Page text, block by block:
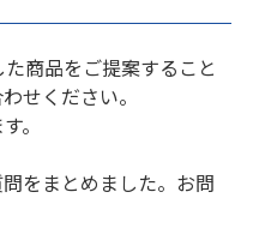
商品をご提案すること
せください。
。
をまとめました。お問